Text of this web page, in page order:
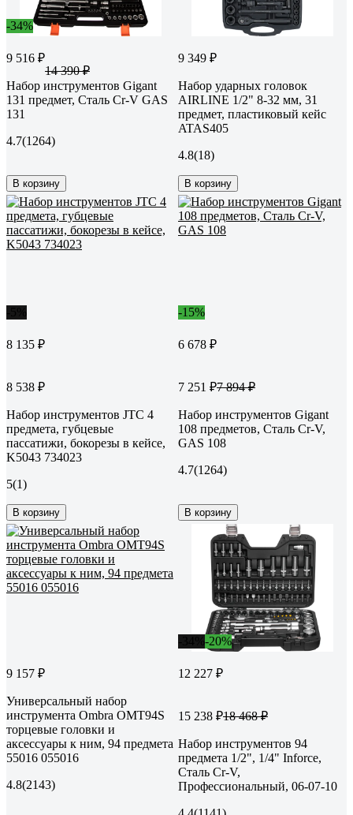
-34%
9 516 ₽
14 390 ₽
Набор инструментов Gigant
131 предмет, Сталь Cr-V GAS
131
4.7(1264)
В корзину
9 349 ₽
Набор ударных головок
AIRLINE 1/2" 8-32 мм, 31
предмет, пластиковый кейс
ATAS405
4.8(18)
В корзину
8 135 ₽
8 538 ₽
Набор инструментов JTC 4
предмета, губцевые
пассатижи, бокорезы в кейсе,
K5043 734023
5(1)
В корзину
-15%
6 678 ₽
7 251 ₽7 894 ₽
Набор инструментов Gigant
108 предметов, Сталь Cr-V,
GAS 108
4.7(1264)
В корзину
9 157 ₽
Универсальный набор
инструмента Ombra OMT94S
торцевые головки и
аксессуары к ним, 94 предмета
55016 055016
4.8(2143)
-20%
12 227 ₽
15 238 ₽18 468 ₽
Набор инструментов 94
предмета 1/2", 1/4" Inforce,
Сталь Cr-V,
Профессиональный, 06-07-10